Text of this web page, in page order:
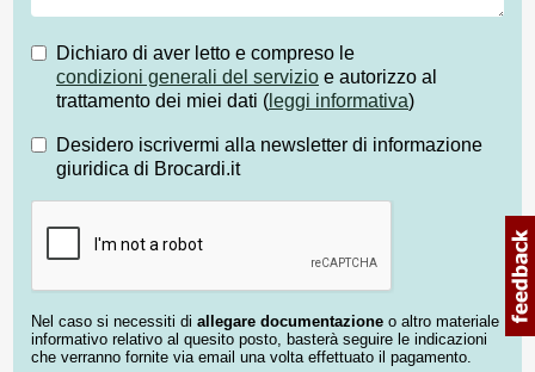
Dichiaro di aver letto e compreso le
condizioni generali del servizio e autorizzo al
trattamento dei miei dati ( leggi informativa)
Desidero iscrivermi alla newsletter di informazione
giuridica di Brocardi.it
Nel caso si necessiti di allegare documentazione o altro materiale
informativo relativo al quesito posto, basterà seguire le indicazioni
che verranno fornite via email una volta effettuato il pagamento.